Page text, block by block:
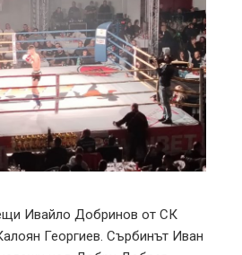
Ивайло Добринов от СК
Георгиев. Сърбинът Иван